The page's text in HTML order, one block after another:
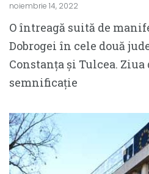
noiembrie 14, 2022
O întreagă suită de
Dobrogei în cele două
Constanța și Tulcea. Ziua
semnificație